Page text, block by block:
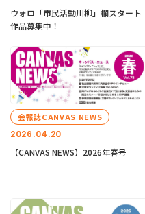
ウォロ「市民活動川柳」欄スタート
作品募集中！
2026.04.20
会報誌CANVAS NEWS
【CANVAS NEWS】2026年春号